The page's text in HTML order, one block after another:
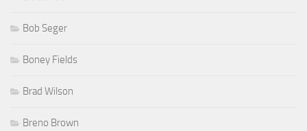
Bob Seger
Boney Fields
Brad Wilson
Breno Brown